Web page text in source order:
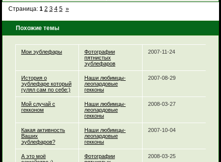
Страница: 1 2 3 4 5 »
Похожие темы
Мои эублефары
Фотографии
пятнистых
эублефаров
2007-11-24
История о
эублефаре который
гулял сам по себе:)
Наши любимцы-
леопардовые
гекконы
2007-08-29
Мой случай с
гекконом
Наши любимцы-
леопардовые
гекконы
2008-03-27
Какая активность
Ваших
эублефаров?
Наши любимцы-
леопардовые
гекконы
2007-10-04
А это моё
Фотографии
2008-03-25